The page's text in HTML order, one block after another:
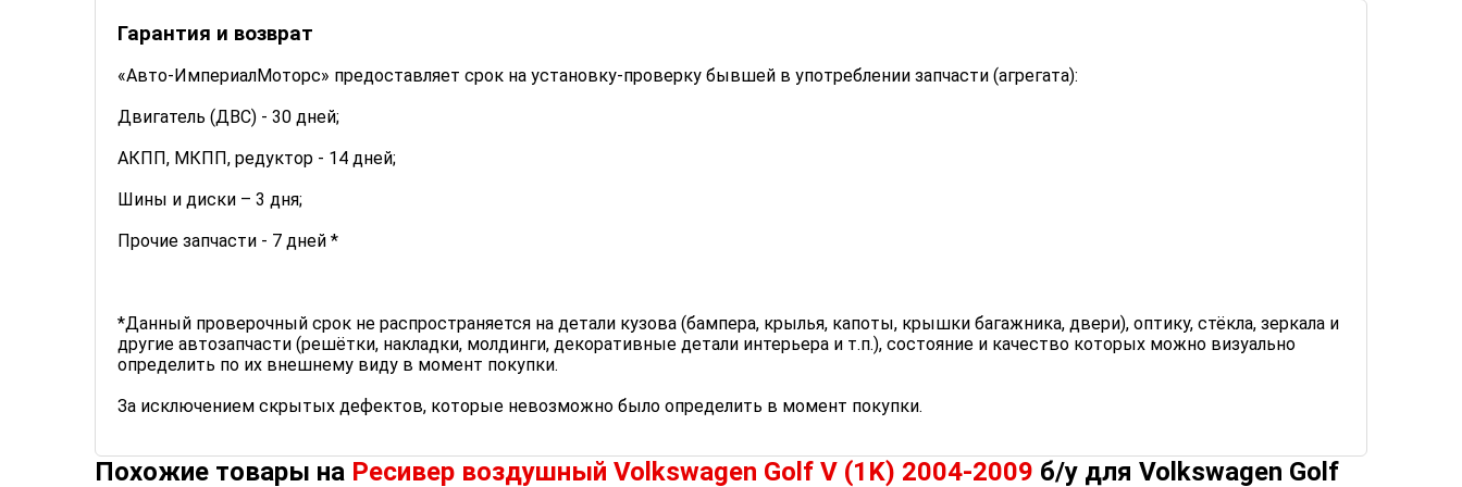
Гарантия и возврат
«Авто-ИмпериалМоторс» предоставляет срок на установку-проверку бывшей в употреблении запчасти (агрегата):
Двигатель (ДВС) - 30 дней;
АКПП, МКПП, редуктор - 14 дней;
Шины и диски – 3 дня;
Прочие запчасти - 7 дней *
*Данный проверочный срок не распространяется на детали кузова (бампера, крылья, капоты, крышки багажника, двери), оптику, стёкла, зеркала и
другие автозапчасти (решётки, накладки, молдинги, декоративные детали интерьера и т.п.), состояние и качество которых можно визуально
определить по их внешнему виду в момент покупки.
За исключением скрытых дефектов, которые невозможно было определить в момент покупки.
Похожие товары на Ресивер воздушный Volkswagen Golf V (1K) 2004-2009 б/у для Volkswagen Golf